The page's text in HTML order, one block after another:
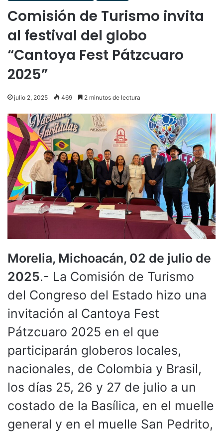
Comisión de Turismo invita
al festival del globo
“Cantoya Fest Pátzcuaro
2025”
julio 2, 2025 469 2 minutos de lectura
Morelia, Michoacán, 02 de julio de
2025.- La Comisión de Turismo
del Congreso del Estado hizo una
invitación al Cantoya Fest
Pátzcuaro 2025 en el que
participarán globeros locales,
nacionales, de Colombia y Brasil,
los días 25, 26 y 27 de julio a un
costado de la Basílica, en el muelle
general y en el muelle San Pedrito,